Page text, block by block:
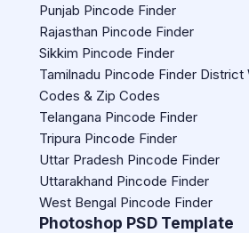
Punjab Pincode Finder
Rajasthan Pincode Finder
Sikkim Pincode Finder
Tamilnadu Pincode Finder District
Codes & Zip Codes
Telangana Pincode Finder
Tripura Pincode Finder
Uttar Pradesh Pincode Finder
Uttarakhand Pincode Finder
West Bengal Pincode Finder
Photoshop PSD Template